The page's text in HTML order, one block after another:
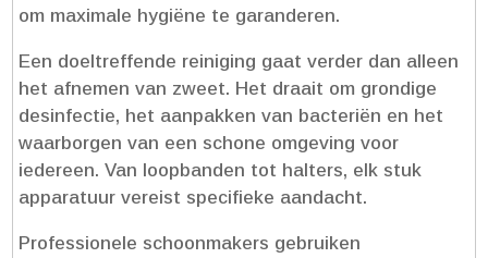
om maximale hygiëne te garanderen.​
Een doeltreffende reiniging gaat verder dan alleen
het afnemen van zweet.​ Het draait om grondige
desinfectie, het aanpakken van bacteriën en het
waarborgen van een schone omgeving voor
iedereen.​ Van loopbanden tot halters, elk stuk
apparatuur vereist specifieke aandacht.​
Professionele schoonmakers gebruiken